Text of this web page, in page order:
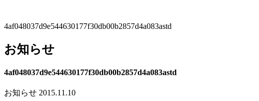
4af048037d9e544630177f30db00b2857d4a083astd
お知らせ
4af048037d9e544630177f30db00b2857d4a083astd
お知らせ 2015.11.10